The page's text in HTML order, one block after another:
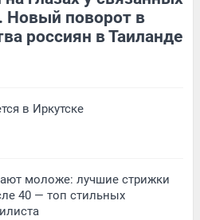
Новый поворот в
россиян в Таиланде
в Иркутске
моложе: лучшие стрижки
40 — топ стильных